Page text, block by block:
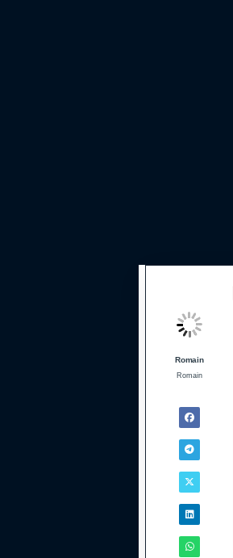
Romain
Romain